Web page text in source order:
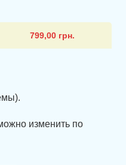
799,00 грн.
изменить по